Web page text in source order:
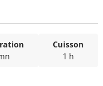
Cuisson
1 h